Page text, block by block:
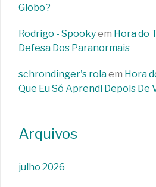
Globo?
Rodrigo - Spookyem Hora do
Defesa Dos Paranormais
schrondinger's rolaem Hora
Que Eu Só Aprendi Depois De
Arquivos
julho 2026